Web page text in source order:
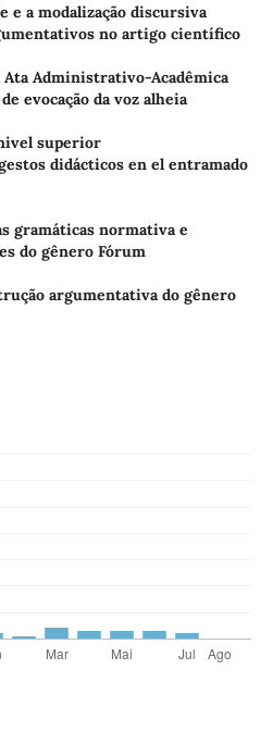
e a modalização discursiva
no artigo científico
Ata Administrativo-Acadêmica
evocação da voz alheia
superior
didácticos en el entramado
gramáticas normativa e
do gênero Fórum
argumentativa do gênero